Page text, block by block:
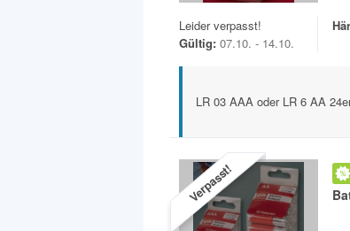
Leider verpasst!
Gültig: 07.10. - 14.10.
LR 03 AAA oder LR 6 AA
Verpasst!